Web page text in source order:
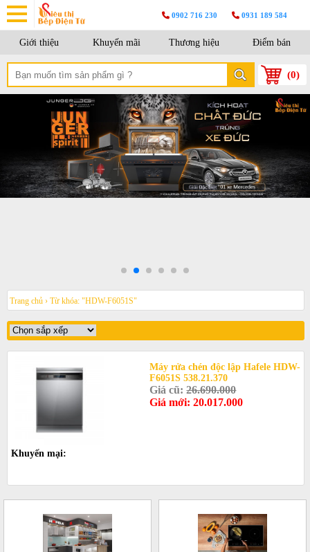
0902 716 230 0931 189 584
Giới thiệu Khuyến mãi Thương hiệu Điểm bán
(0)
Trang chủ › Từ khóa: "HDW-F6051S"
Máy rửa chén độc lập Hafele HDW-
F6051S 538.21.370
Giá cũ:26.690.000
Giá mới: 20.017.000
Khuyến mại: